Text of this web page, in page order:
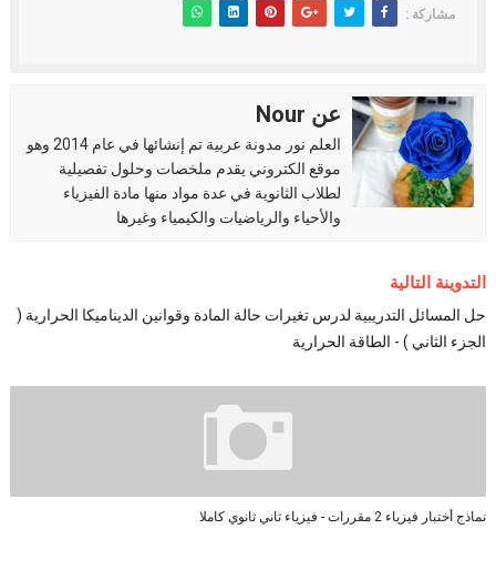
مشاركة :
عن Nour
العلم نور مدونة عربية تم إنشائها في عام 2014 وهو
موقع الكتروني يقدم ملخصات وحلول تفصيلية
لطلاب الثانوية في عدة مواد منها مادة الفيزياء
والأحياء والرياضيات والكيمياء وغيرها
التدوينة التالية
حل المسائل التدريبية لدرس تغيرات حالة المادة وقوانين الديناميكا الحرارية (
الجزء الثاني ) - الطاقة الحرارية
نماذج أختبار فيزياء 2 مقررات - فيزياء ثاني ثانوي كاملا